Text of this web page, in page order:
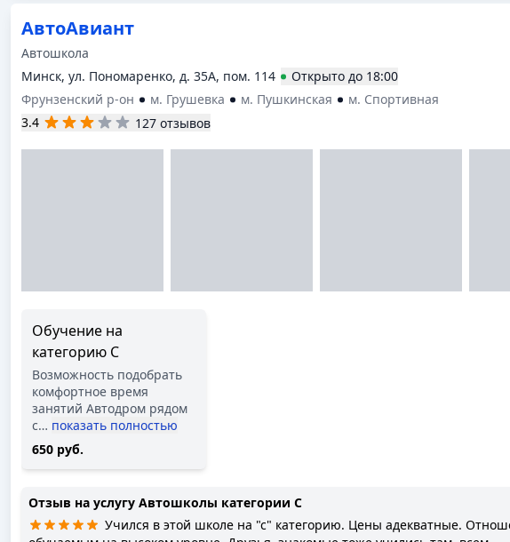
АвтоАвиант
Автошкола
Минск, ул. Пономаренко, д. 35А, пом. 114
Открыто до 18:00
Фрунзенский р-он
м. Грушевка м. Пушкинская
м. Спортивная
3.4
127 отзывов
Обучение на
категорию C
Возможность подобрать
комфортное время
занятий Автодром рядом
с… показать полностью
650 руб.
Отзыв на услугу Автошколы категории C
Учился в этой школе на "c" категорию. Цены адекватные.